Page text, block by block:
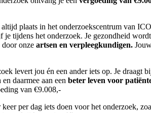
plaats in het onderzoekscentrum van
je tijdens het onderzoek. Je gezondheid
door onze artsen en verpleegkundigen.
levert jou én een ander iets op. Je draagt
daarmee aan een beter leven voor
van €9.008,-
per dag iets doen voor het onderzoek,